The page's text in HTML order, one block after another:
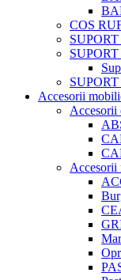
COS
Accesorii
Accesorii
Accesorii